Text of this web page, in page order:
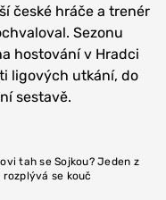
české hráče a trenér
Sezonu
hostování v Hradci
ligových utkání, do
sestavě.
tah se Sojkou? Jeden z
se kouč